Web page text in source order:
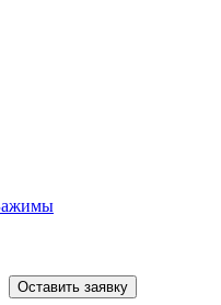
Оставить заявку